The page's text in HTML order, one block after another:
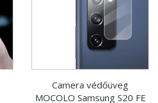
Camera védőüveg
MOCOLO Samsung S20 FE